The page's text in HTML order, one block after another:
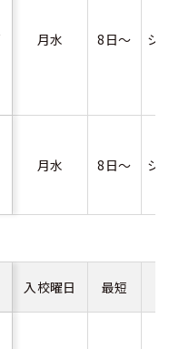
月水 8日～ シ
月水 8日～ シ
入校曜日 最短